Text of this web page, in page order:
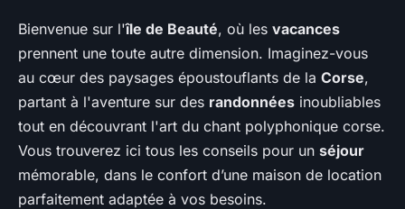
Quels conseils pour louer une
maison de vacances en Corse
avec des cours de chant
polyphonique et des
randonnées guidées?
Oscar•19 juin 2024•6 min de lecture
Bienvenue sur l'île de Beauté, où les vacances
prennent une toute autre dimension. Imaginez-vous
au cœur des paysages époustouflants de la Corse,
partant à l'aventure sur des randonnées inoubliables
tout en découvrant l'art du chant polyphonique corse.
Vous trouverez ici tous les conseils pour un séjour
mémorable, dans le confort d’une maison de location
parfaitement adaptée à vos besoins.